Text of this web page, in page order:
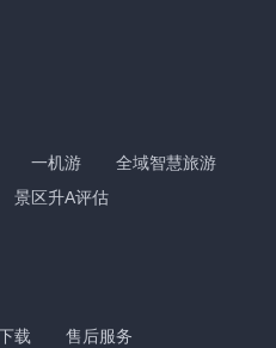
一机游
全域智慧旅游
景区升A评估
载 售后服务